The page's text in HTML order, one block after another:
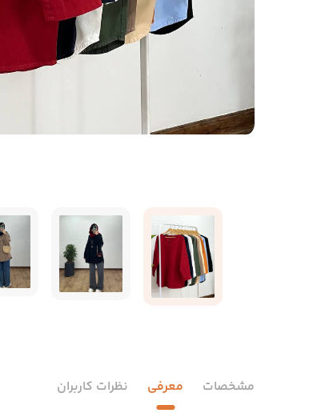
مشخصات معرفی نظرات کاربران